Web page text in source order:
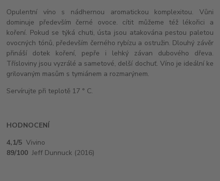
Opulentní víno s nádhernou aromatickou komplexitou. Vůni
dominuje především černé ovoce. cítit můžeme též lékořici a
koření. Pokud se týká chuti, ústa jsou atakována pestou paletou
ovocných tónů, především černého rybízu a ostružin. Dlouhý závěr
přináší dotek koření, pepře i lehký závan dubového dřeva.
Třísloviny jsou vyzrálé a sametové, delší dochuť. Víno je ideální ke
grilovaným masům s tymiánem a rozmarýnem.
Servírujte při teplotě 17 ° C.
HODNOCENÍ
4,1/5 Vivino
89/100 Jeff Dunnuck (2016)